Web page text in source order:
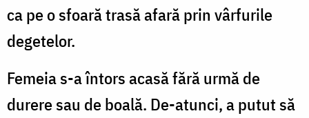
ca pe o sfoară trasă afară prin vârfurile
degetelor.
Femeia s-a întors acasă fără urmă de
durere sau de boală. De-atunci, a putut să